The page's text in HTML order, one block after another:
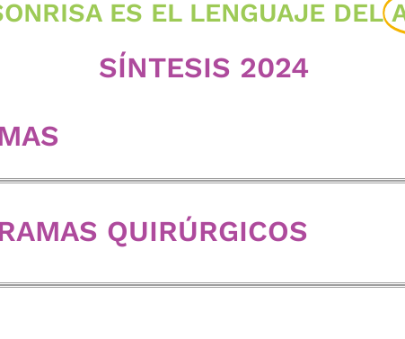
ES EL LENGUAJE DEL
SÍNTESIS 2024
QUIRÚRGICOS